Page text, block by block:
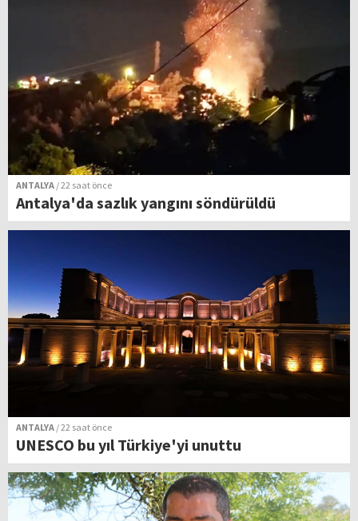
ANTALYA / 22 saat önce
Antalya'da sazlık yangını söndürüldü
ANTALYA / 22 saat önce
UNESCO bu yıl Türkiye'yi unuttu